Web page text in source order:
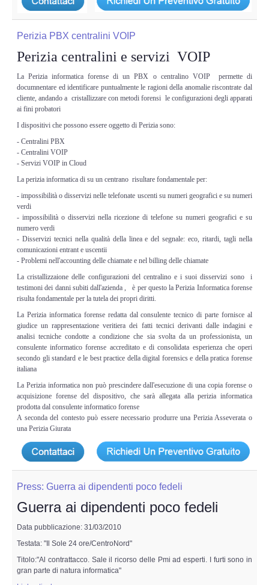
Perizia PBX centralini VOIP
Perizia centralini e servizi VOIP
La Perizia informatica forense di un PBX o centralino VOIP permette di
documnentare ed identificare puntualmente le ragioni della anomalie riscontrate dal
cliente, andando a cristallizzare con metodi forensi le configurazioni degli apparati
ai fini probatori
I dispositivi che possono essere oggetto di Perizia sono:
- Centralini PBX
- Centralini VOIP
- Servizi VOIP in Cloud
La perizia informatica di su un centrano risultare fondamentale per:
- impossibilità o disservizi nelle telefonate uscenti su numeri geografici e su numeri
verdi
- impossibilità o disservizi nella ricezione di telefone su numeri geografici e su
numero verdi
- Disservizi tecnici nella qualità della linea e del segnale: eco, ritardi, tagli nella
comunicazioni entrant e uscentii
- Problemi nell'accounting delle chiamate e nel billing delle chiamate
La cristallizzaione delle configurazioni del centralino e i suoi disservizi sono i
testimoni dei danni subiti dall'azienda , è per questo la Perizia Informatica forense
risulta fondamentale per la tutela dei propri diritti.
La Perizia informatica forense redatta dal consulente tecnico di parte fornisce al
giudice un rappresentazione veritiera dei fatti tecnici derivanti dalle indagini e
analisi tecniche condotte a condizione che sia svolta da un professionista, un
consulente informatico forense accreditato e di consolidata esperienza che operi
secondo gli standard e le best practice della digital forensics e della pratica forense
italiana
La Perizia informatica non può prescindere dall'esecuzione di una copia forense o
acquisizione forense del dispositivo, che sarà allegata alla perizia informatica
prodotta dal consulente informatico forense
A seconda del contesto può essere necessario produrre una Perizia Asseverata o
una Perizia Giurata
Press: Guerra ai dipendenti poco fedeli
Guerra ai dipendenti poco fedeli
Data pubblicazione: 31/03/2010
Testata: "Il Sole 24 ore/CentroNord"
Titolo:"Al contrattacco. Sale il ricorso delle Pmi ad esperti. I furti sono in
gran parte di natura informatica"